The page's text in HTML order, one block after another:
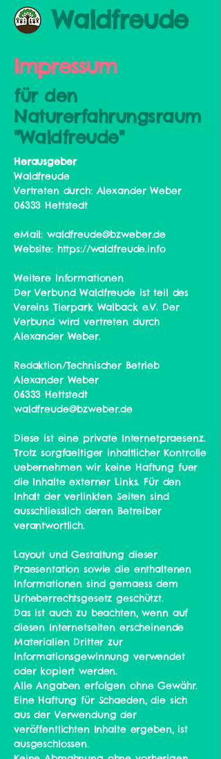
Waldfreude
Impressum
für den
Naturerfahrungsraum
"Waldfreude"
Herausgeber
Waldfreude
Vertreten durch: Alexander Weber
06333 Hettstedt
eMail:waldfreude@bzweber.de
Website: https://waldfreude.info
Weitere Informationen
Der Verbund Waldfreude ist teil des
Vereins Tierpark Walback e.V. Der
Verbund wird vertreten durch
Alexander Weber.
Redaktion/Technischer Betrieb
Alexander Weber
06333 Hettstedt
waldfreude@bzweber.de
Diese ist eine private Internetpraesenz.
Trotz sorgfaeltiger inhaltlicher Kontrolle
uebernehmen wir keine Haftung fuer
die Inhalte externer Links. Für den
Inhalt der verlinkten Seiten sind
ausschliesslich deren Betreiber
verantwortlich.
Layout und Gestaltung dieser
Praesentation sowie die enthaltenen
Informationen sind gemaess dem
Urheberrechtsgesetz geschützt.
Das ist auch zu beachten, wenn auf
diesen Internetseiten erscheinende
Materialien Dritter zur
Informationsgewinnung verwendet
oder kopiert werden.
Alle Angaben erfolgen ohne Gewähr.
Eine Haftung für Schaeden, die sich
aus der Verwendung der
veröffentlichten Inhalte ergeben, ist
ausgeschlossen.